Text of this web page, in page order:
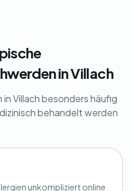
in Villach
Villach besonders häufig
behandelt werden
unkompliziert online